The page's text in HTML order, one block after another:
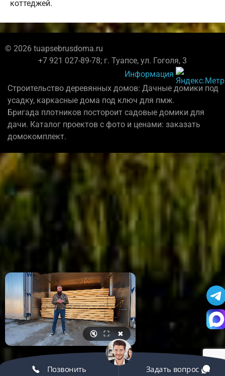
коттеджей.
© 2026 tuapsebrusdoma.ru
+7 921 027-89-78; г. Туапсе, ул. Гоголя, 3
Информация
Строительство деревянных домов: Дачные домики под
усадку, каркасные дома под ключ для пмж.
Бригада плотников постороит садовые домики для
дачи. Каталог проектов с фото и ценами: заказать
домокомплект.
🔇 ⛶ ✖
Позвонить Задать вопрос